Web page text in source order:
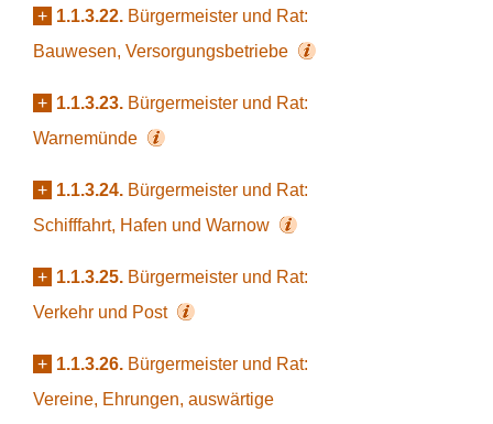
+ 1.1.3.22. Bürgermeister und Rat:
Bauwesen, Versorgungsbetriebe
+ 1.1.3.23. Bürgermeister und Rat:
Warnemünde
+ 1.1.3.24. Bürgermeister und Rat:
Schifffahrt, Hafen und Warnow
+ 1.1.3.25. Bürgermeister und Rat:
Verkehr und Post
+ 1.1.3.26. Bürgermeister und Rat:
Vereine, Ehrungen, auswärtige